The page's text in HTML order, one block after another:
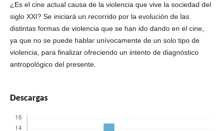
¿Es el cine actual causa de la violencia que vive la sociedad del
siglo XXI? Se iniciará un recorrido por la evolución de las
distintas formas de violencia que se han ido dando en el cine,
ya que no se puede hablar unívocamente de un solo tipo de
violencia, para finalizar ofreciendo un intento de diagnóstico
antropológico del presente.
Descargas